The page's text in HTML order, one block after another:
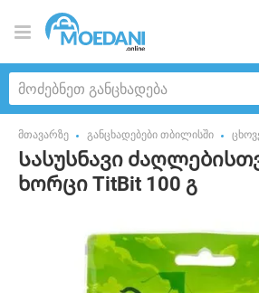
მთავარზე განცხადებები თბილისში
Სასუსნავი
ხორცი TitBit 100 გ